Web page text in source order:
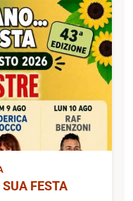
FESTA